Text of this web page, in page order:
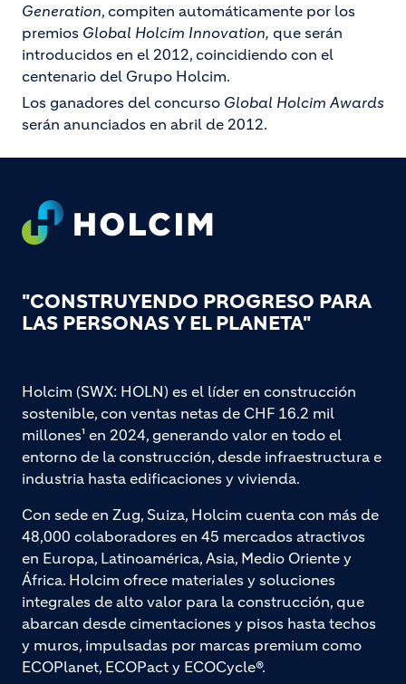
Generation, compiten automáticamente por los
premios Global Holcim Innovation, que serán
introducidos en el 2012, coincidiendo con el
centenario del Grupo Holcim.
Los ganadores del concurso Global Holcim Awards
serán anunciados en abril de 2012.
Footer
"CONSTRUYENDO PROGRESO PARA
LAS PERSONAS Y EL PLANETA"
Holcim (SWX: HOLN) es el líder en construcción
sostenible, con ventas netas de CHF 16.2 mil
millones¹ en 2024, generando valor en todo el
entorno de la construcción, desde infraestructura e
industria hasta edificaciones y vivienda.
Con sede en Zug, Suiza, Holcim cuenta con más de
48,000 colaboradores en 45 mercados atractivos
en Europa, Latinoamérica, Asia, Medio Oriente y
África. Holcim ofrece materiales y soluciones
integrales de alto valor para la construcción, que
abarcan desde cimentaciones y pisos hasta techos
y muros, impulsadas por marcas premium como
ECOPlanet, ECOPact y ECOCycle®.